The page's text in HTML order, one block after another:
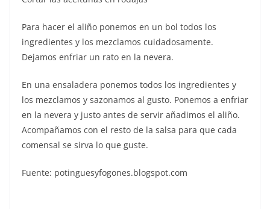
Para hacer el aliño ponemos en un bol todos los
ingredientes y los mezclamos cuidadosamente.
Dejamos enfriar un rato en la nevera.
En una ensaladera ponemos todos los ingredientes y
los mezclamos y sazonamos al gusto. Ponemos a enfriar
en la nevera y justo antes de servir añadimos el aliño.
Acompañamos con el resto de la salsa para que cada
comensal se sirva lo que guste.
Fuente: potinguesyfogones.blogspot.com